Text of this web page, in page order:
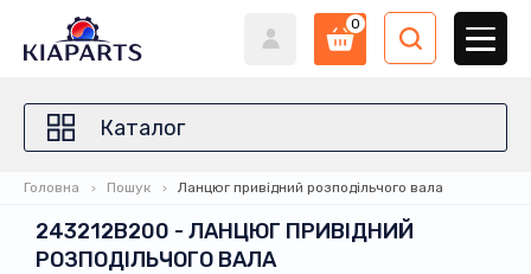
0
Каталог
Головна Пошук Ланцюг привідний розподільчого вала
243212B200 - ЛАНЦЮГ ПРИВІДНИЙ
РОЗПОДІЛЬЧОГО ВАЛА